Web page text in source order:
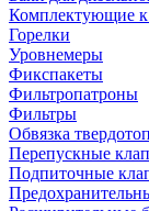
Комплектующие к
Горелки
Уровнемеры
Фикспакеты
Фильтропатроны
Фильтры
Обвязка
Перепускные
Подпиточные